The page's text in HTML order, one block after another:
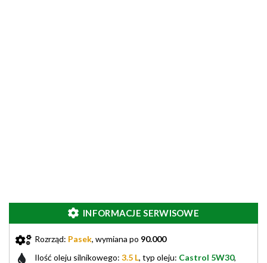
INFORMACJE SERWISOWE
Rozrząd: Pasek, wymiana po 90.000
Ilość oleju silnikowego: 3.5 L, typ oleju: Castrol 5W30,